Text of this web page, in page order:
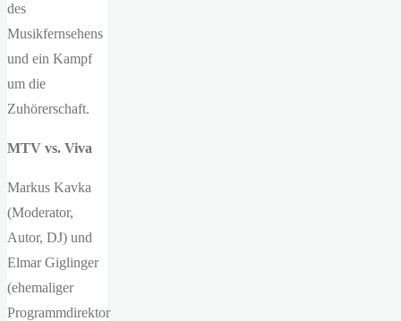
des
Musikfernsehens
und ein Kampf
um die
Zuhörerschaft.
MTV vs. Viva
Markus Kavka
(Moderator,
Autor, DJ) und
Elmar Giglinger
(ehemaliger
Programmdirektor